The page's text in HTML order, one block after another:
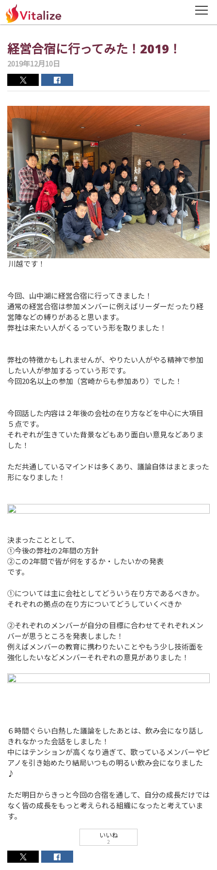
News
会社概要
Company
ミッション・経営理念
Mission・Vision
役員紹介
Officer
DX・BPR事業
DX・BPR
ビジネスエンジニアリング事業
Business Engineering
地方創生
Regional Revitalization
社員紹介
Member
ブログ
採用情報
Recruit
Partner
受託開発 お問い合わせ
Contract Development
お問い合わせ
経営合宿に行ってみた！2019！
2019年12月10日
川越です！
今回、山中湖に経営合宿に行ってきました！
通常の経営合宿は参加メンバーに例えばリーダーだったり経
営陣などの縛りがあると思います。
弊社は来たい人がくるっていう形を取りました！
弊社の特徴かもしれませんが、やりたい人がやる精神で参加
したい人が参加するっていう形です。
今回20名以上の参加（宮崎からも参加あり）でした！
今回話した内容は２年後の会社の在り方などを中心に大項目
５点です。
それぞれが生きていた背景などもあり面白い意見などありま
した！
ただ共通しているマインドは多くあり、議論自体はまとまった
形になりました！
決まったこととして、
①今後の弊社の2年間の方針
②この2年間で皆が何をするか・したいかの発表
です。
①については主に会社としてどういう在り方であるべきか。
それぞれの拠点の在り方についてどうしていくべきか
②それぞれのメンバーが自分の目標に合わせてそれぞれメン
バーが思うところを発表しました！
例えばメンバーの教育に携わりたいことやもう少し技術面を
強化したいなどメンバーそれぞれの意見がありました！
６時間ぐらい白熱した議論をしたあとは、飲み会になり話し
きれなかった会話をしました！
中にはテンションが高くなり過ぎて、歌っているメンバーやピ
アノを引き始めたり結局いつもの明るい飲み会になりました
♪
ただ明日からきっと今回の合宿を通して、自分の成長だけでは
なく皆の成長をもっと考えられる組織になったと考えていま
す。
いいね
2